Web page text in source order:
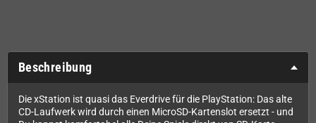
Beschreibung
Die xStation ist quasi das Everdrive für die PlayStation: Das alte
CD-Laufwerk wird durch einen MicroSD-Kartenslot ersetzt - und